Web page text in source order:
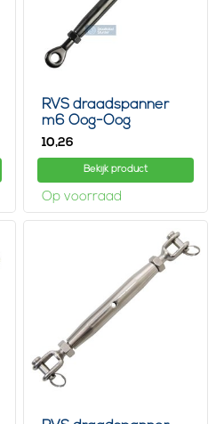
RVS draadspanner
m6 Oog-Oog
10,26
Bekijk product
Op voorraad